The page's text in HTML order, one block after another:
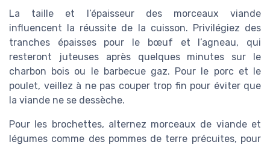
La taille et l’épaisseur des morceaux viande
influencent la réussite de la cuisson. Privilégiez des
tranches épaisses pour le bœuf et l’agneau, qui
resteront juteuses après quelques minutes sur le
charbon bois ou le barbecue gaz. Pour le porc et le
poulet, veillez à ne pas couper trop fin pour éviter que
la viande ne se dessèche.
Pour les brochettes, alternez morceaux de viande et
légumes comme des pommes de terre précuites, pour